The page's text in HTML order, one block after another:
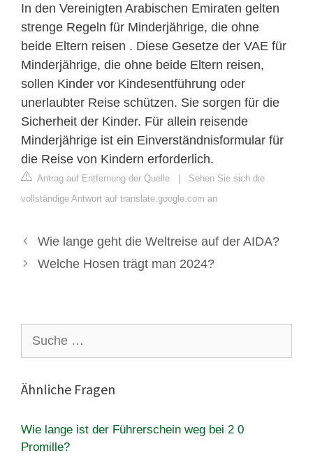
In den Vereinigten Arabischen Emiraten gelten
strenge Regeln für Minderjährige, die ohne
beide Eltern reisen . Diese Gesetze der VAE für
Minderjährige, die ohne beide Eltern reisen,
sollen Kinder vor Kindesentführung oder
unerlaubter Reise schützen. Sie sorgen für die
Sicherheit der Kinder. Für allein reisende
Minderjährige ist ein Einverständnisformular für
die Reise von Kindern erforderlich.
Antrag auf Entfernung der Quelle | Sehen Sie sich die
vollständige Antwort auf translate.google.com an
Wie lange geht die Weltreise auf der AIDA?
Welche Hosen trägt man 2024?
nach:
Ähnliche Fragen
Wie lange ist der Führerschein weg bei 2 0
Promille?